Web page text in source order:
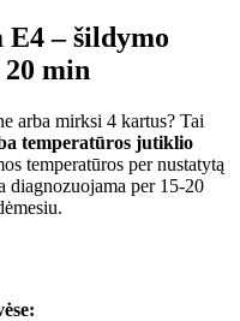
– šildymo
min
arba mirksi 4 kartus? Tai
temperatūros jutiklio
temperatūros per nustatytą
diagnozuojama per 15-20